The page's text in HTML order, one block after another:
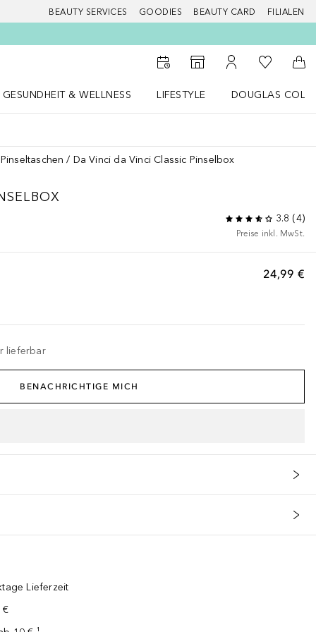
BEAUTY SERVICES GOODIES BEAUTY CARD FILIALEN
Zum Storefinder
Zu Meinem
Zu Meiner
GESUNDHEIT & WELLNESS
LIFESTYLE
DOUGLAS
Pinseltaschen Da Vinci da Vinci Classic Pinselbox
3.8 (4)
Preise inkl. MwSt.
24,99 €
lieferbar
BENACHRICHTIGE MICH
Lieferzeit
€